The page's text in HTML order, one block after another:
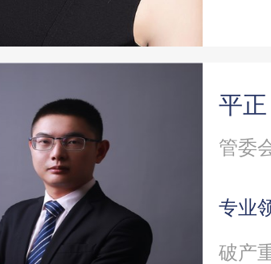
平正
专业
破产